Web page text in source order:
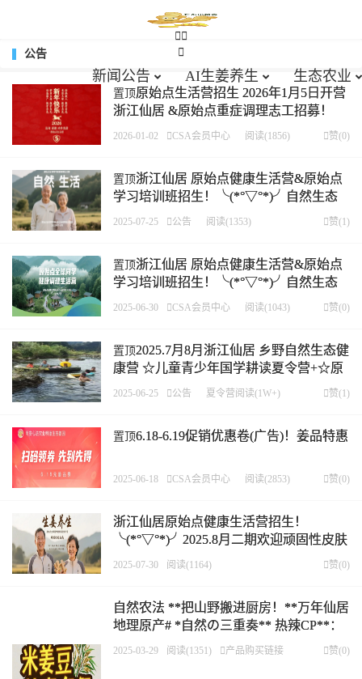
 

新闻公告 AI生姜养生 生态农业
公告
置顶原始点生活营招生 2026年1月5日开营
浙江仙居 &原始点重症调理志工招募！
╰(*°▽°*)╯自然生态健康调理营 2026.1
赞(0)
2026-01-02 CSA会员中心 阅读(1856)
置顶浙江仙居 原始点健康生活营&原始点
学习培训班招生！╰(*°▽°*)╯自然生态
健康调理营 2025.8月二期
赞(1)
2025-07-25 公告 阅读(1353)
置顶浙江仙居 原始点健康生活营&原始点
学习培训班招生！╰(*°▽°*)╯自然生态
健康调理营 2025.7月8月
赞(0)
2025-06-30 CSA会员中心 阅读(1043)
置顶2025.7月8月浙江仙居 乡野自然生态健
康营 ☆儿童青少年国学耕读夏令营+☆原
始点学习生活调理体验营 培训班报名表及
赞(1)
2025-06-25 公告 夏令营阅读(1W+)
置顶6.18-6.19促销优惠卷(广告)！姜品特惠
赞(0)
2025-06-18 CSA会员中心 阅读(2853)
浙江仙居原始点健康生活营招生！
╰(*°▽°*)╯2025.8月二期欢迎顽固性皮肤
病症状学员：湿疹、牛皮癣、青春痘、神
赞(0)
2025-07-30 阅读(1164)
自然农法 **把山野搬进厨房！**万年仙居
地理原产# *自然の三重奏** 热辣CP**：
七不小黄姜 × 黄豆 × 大米
赞(0)
2025-03-29 阅读(1351) 产品购买链接